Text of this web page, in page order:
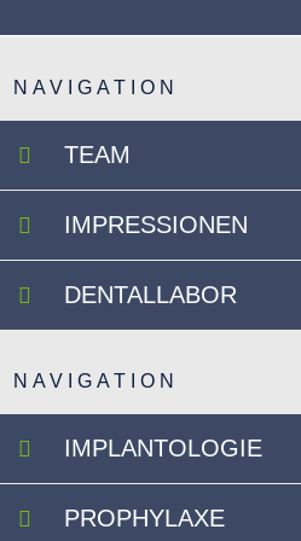
NAVIGATION
TEAM
IMPRESSIONEN
DENTALLABOR
NAVIGATION
IMPLANTOLOGIE
PROPHYLAXE